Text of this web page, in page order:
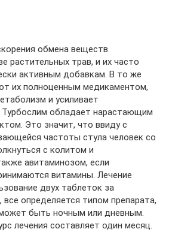
обмена веществ
растительных трав, и их часто
активным добавкам. В то же
их полноценным медикаментом,
и усиливает
обладает нарастающим
Это значит, что ввиду с
частоты стула человек со
с колитом и
авитаминозом, если
витамины. Лечение
двух таблеток за
определяется типом препарата,
быть ночным или дневным.
лечения составляет один месяц.